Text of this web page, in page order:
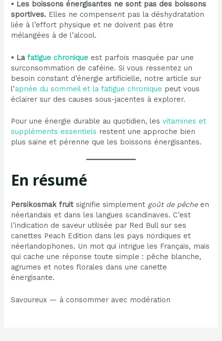
• Les boissons énergisantes ne sont pas des boissons
sportives. Elles ne compensent pas la déshydratation
liée à l’effort physique et ne doivent pas être
mélangées à de l’alcool.
• Lafatigue chronique est parfois masquée par une
surconsommation de caféine. Si vous ressentez un
besoin constant d’énergie artificielle, notre article sur
l’apnée du sommeil et la fatigue chronique peut vous
éclairer sur des causes sous-jacentes à explorer.
Pour une énergie durable au quotidien, lesvitamines et
suppléments essentiels restent une approche bien
plus saine et pérenne que les boissons énergisantes.
En résumé
Persikosmak fruitsignifie simplement goût de pêcheen
néerlandais et dans les langues scandinaves. C’est
l’indication de saveur utilisée par Red Bull sur ses
canettes Peach Edition dans les pays nordiques et
néerlandophones. Un mot qui intrigue les Français, mais
qui cache une réponse toute simple : pêche blanche,
agrumes et notes florales dans une canette
énergisante.
Savoureux — à consommer avec modération